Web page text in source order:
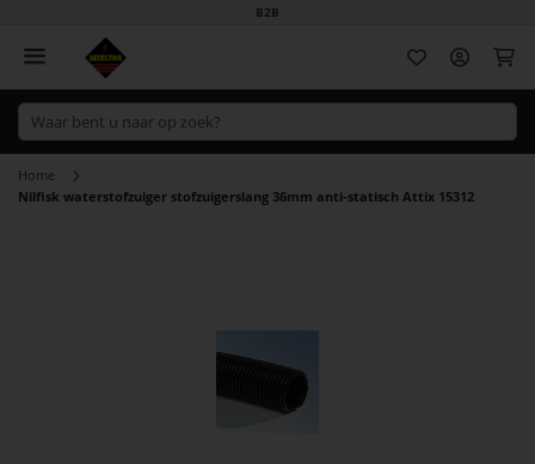
B2B
Home
Nilfisk waterstofzuiger stofzuigerslang 36mm anti-statisch Attix 15312